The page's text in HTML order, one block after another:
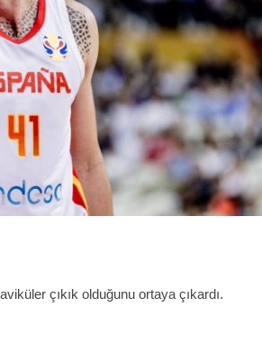
çıkık olduğunu ortaya çıkardı.